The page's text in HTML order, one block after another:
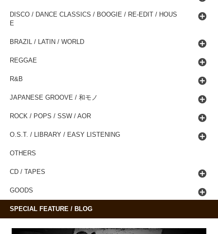
DISCO / DANCE CLASSICS / BOOGIE / RE-EDIT / HOUS
E
BRAZIL / LATIN / WORLD
REGGAE
R&B
JAPANESE GROOVE / 和モノ
ROCK / POPS / SSW / AOR
O.S.T. / LIBRARY / EASY LISTENING
OTHERS
CD / TAPES
GOODS
SPECIAL FEATURE / BLOG